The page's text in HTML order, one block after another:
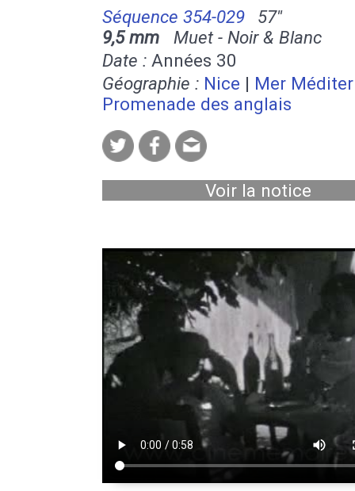
Séquence 354-029
57''
9,5 mm Muet - Noir & Blanc
Date : Années 30
Géographie : Nice | Mer
Promenade des anglais
Voir la notice